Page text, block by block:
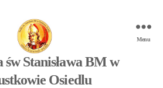
św Stanisława BM w
Osiedlu
Menu